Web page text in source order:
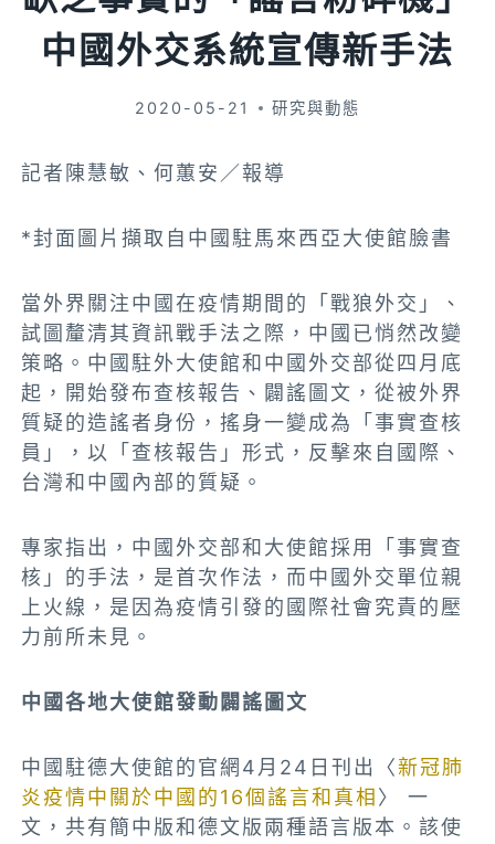
中國外交系統宣傳新手法
2020-05-21 研究與動態
記者陳慧敏、何蕙安／報導
*封面圖片擷取自中國駐馬來西亞大使館臉書
當外界關注中國在疫情期間的「戰狼外交」、
試圖釐清其資訊戰手法之際，中國已悄然改變
策略。中國駐外大使館和中國外交部從四月底
起，開始發布查核報告、闢謠圖文，從被外界
質疑的造謠者身份，搖身一變成為「事實查核
員」，以「查核報告」形式，反擊來自國際、
台灣和中國內部的質疑。
專家指出，中國外交部和大使館採用「事實查
核」的手法，是首次作法，而中國外交單位親
上火線，是因為疫情引發的國際社會究責的壓
力前所未見。
中國各地大使館發動闢謠圖文
中國駐德大使館的官網4月24日刊出〈新冠肺
炎疫情中關於中國的16個謠言和真相 〉 一
文，共有簡中版和德文版兩種語言版本。該使